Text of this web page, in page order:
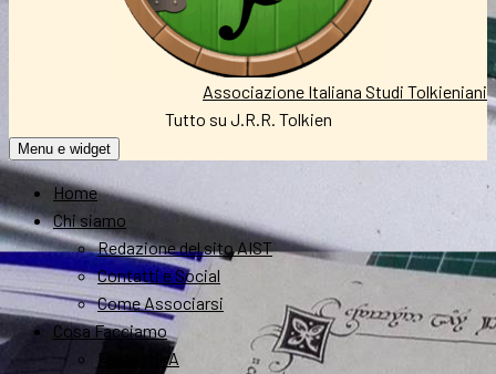
Associazione Italiana Studi Tolkieniani
Tutto su J.R.R. Tolkien
Menu e widget
Home
Chi siamo
Redazione del sito AIST
Contatti e Social
Come Associarsi
Cosa Facciamo
FantastikA